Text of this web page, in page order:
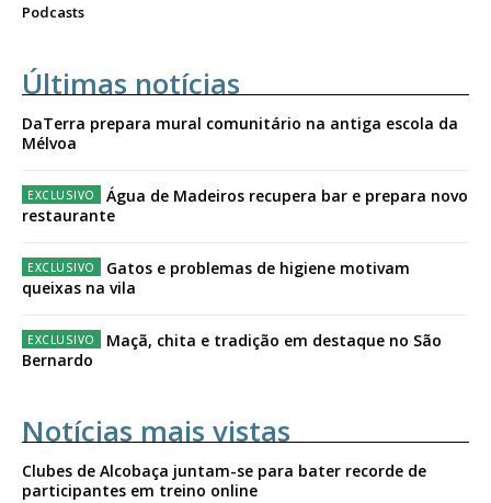
Podcasts
Últimas notícias
DaTerra prepara mural comunitário na antiga escola da
Mélvoa
Água de Madeiros recupera bar e prepara novo
restaurante
Gatos e problemas de higiene motivam
queixas na vila
Maçã, chita e tradição em destaque no São
Bernardo
Notícias mais vistas
Clubes de Alcobaça juntam-se para bater recorde de
participantes em treino online